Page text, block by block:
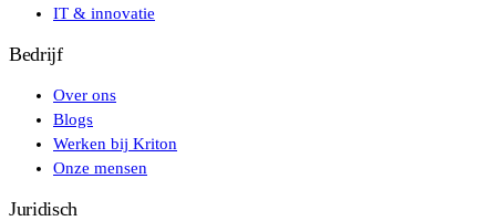
IT & innovatie
Bedrijf
Over ons
Blogs
Werken bij Kriton
Onze mensen
Juridisch